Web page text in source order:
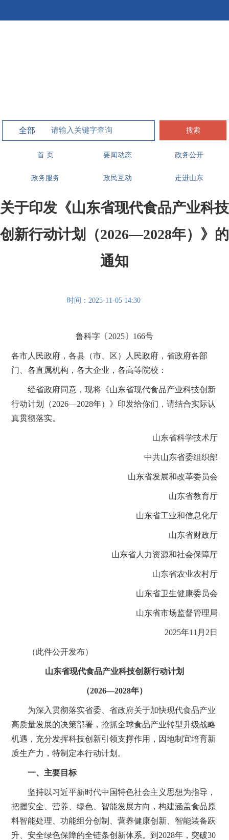
搜索
首 页 要闻动态 政务公开
政务服务 政民互动 走进山东
关于印发《山东省现代食品产业科技
创新行动计划（2026—2028年）》的
通知
时间：2025-11-05 14:30
鲁科字〔2025〕166号
各市人民政府，各县（市、区）人民政府，省政府各部
门、各直属机构，各大企业，各高等院校：
经省政府同意，现将《山东省现代食品产业科技创新
行动计划（2026—2028年）》印发给你们，请结合实际认
真贯彻落实。
山东省科学技术厅
中共山东省委组织部
山东省发展和改革委员会
山东省教育厅
山东省工业和信息化厅
山东省财政厅
山东省人力资源和社会保障厅
山东省农业农村厅
山东省卫生健康委员会
山东省市场监督管理局
2025年11月2日
（此件公开发布）
山东省现代食品产业科技创新行动计划
（2026—2028年）
为深入贯彻落实省委、省政府关于加快现代食品产业
高质量发展的决策部署，抢抓全球食品产业转型升级战略
机遇，充分发挥科技创新引领支撑作用，因地制宜培育新
质生产力，特制定本行动计划。
一、主要目标
坚持以习近平新时代中国特色社会主义思想为指导，
把握安全、营养、绿色、智能发展方向，构建涵盖食品原
料智能处理、功能组分创制、营养健康创新、智能装备跃
升、安全绿色保障的全链条创新体系。到2028年，突破30